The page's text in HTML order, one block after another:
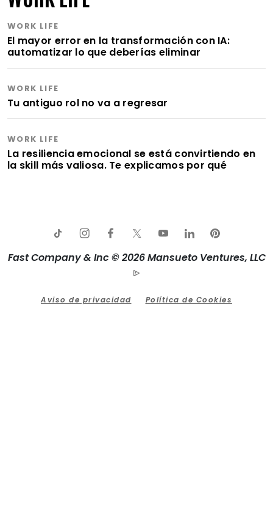
WORK LIFE
El mayor error en la transformación con IA:
automatizar lo que deberías eliminar
WORK LIFE
Tu antiguo rol no va a regresar
WORK LIFE
La resiliencia emocional se está convirtiendo en
la skill más valiosa. Te explicamos por qué
Fast Company & Inc © 2026 Mansueto Ventures, LLC
Aviso de privacidad Política de Cookies